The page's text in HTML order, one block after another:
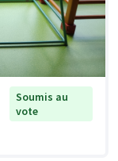
Soumis au
vote